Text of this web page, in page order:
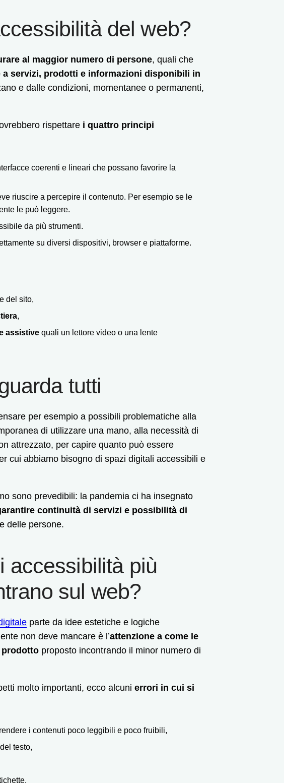
del web?
al maggior numero di persone, quali che
a servizi, prodotti e informazioni disponibili in
e dalle condizioni, momentanee o permanenti,
rispettare i quattro principi
coerenti e lineari che possano favorire la
riuscire a percepire il contenuto. Per esempio se le
le può leggere.
da più strumenti.
su diversi dispositivi, browser e piattaforme.
del sito,
,
assistive quali un lettore video o una lente
tutti
per esempio a possibili problematiche alla
di utilizzare una mano, alla necessità di
attrezzato, per capire quanto può essere
cui abbiamo bisogno di spazi digitali accessibili e
sono prevedibili: la pandemia ci ha insegnato
continuità di servizi e possibilità di
delle persone.
accessibilità più
sul web?
parte da idee estetiche e logiche
non deve mancare è l’attenzione a come le
prodotto proposto incontrando il minor numero di
molto importanti, ecco alcuni errori in cui si
i contenuti poco leggibili e poco fruibili,
testo,